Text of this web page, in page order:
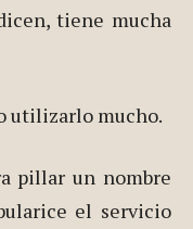
tiene mucha
utilizarlo mucho.
pillar un nombre
el servicio